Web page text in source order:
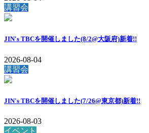
講習会
JIN's TBCを開催しました(8/2@大阪府)新着!!
2026-08-04
講習会
JIN's TBCを開催しました(7/26@東京都)新着!!
2026-08-03
イベント